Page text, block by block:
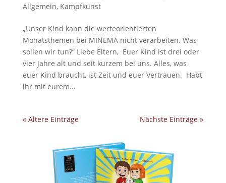
Allgemein, Kampfkunst
„Unser Kind kann die werteorientierten
Monatsthemen bei MINEMA nicht verarbeiten. Was
sollen wir tun?“ Liebe Eltern, Euer Kind ist drei oder
vier Jahre alt und seit kurzem bei uns. Alles, was
euer Kind braucht, ist Zeit und euer Vertrauen. Habt
ihr mit eurem...
« Ältere Einträge Nächste Einträge »